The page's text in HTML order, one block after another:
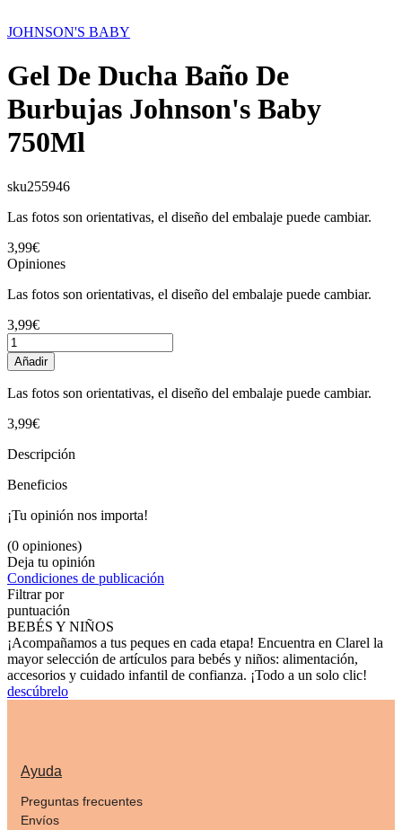
JOHNSON'S BABY
Gel De Ducha Baño De
Burbujas Johnson's Baby
750Ml
sku255946
Las fotos son orientativas, el diseño del embalaje puede cambiar.
3,99€
Opiniones
Las fotos son orientativas, el diseño del embalaje puede cambiar.
3,99€
Añadir
Las fotos son orientativas, el diseño del embalaje puede cambiar.
3,99€
Descripción
Beneficios
¡Tu opinión nos importa!
(0 opiniones)
Deja tu opinión
Condiciones de publicación
Filtrar por
puntuación
BEBÉS Y NIÑOS
¡Acompañamos a tus peques en cada etapa! Encuentra en Clarel la
mayor selección de artículos para bebés y niños: alimentación,
accesorios y cuidado infantil de confianza. ¡Todo a un solo clic!
descúbrelo
Ayuda
Preguntas frecuentes
Envíos